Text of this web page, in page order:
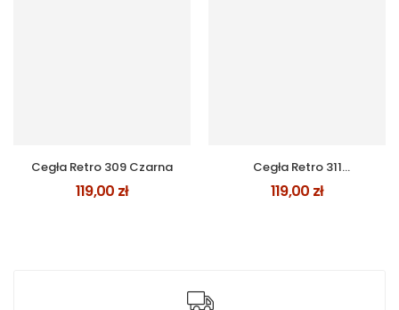
Cegła Retro 309 Czarna
119,00 zł
Cegła Retro 311
Kremowa z Antracytem
119,00 zł